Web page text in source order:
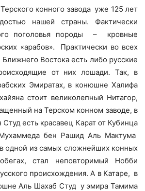
конного завода уже 125 лет
нашей страны. Фактически
поголовья породы –
кровные
«арабов».
Практически во всех
Востока есть либо русские
от них лошади. Так, в
Эмиратах, в конюшне Халифа
стоит великолепный Нитагор,
на Терском конном заводе, в
есть красавец Карат от Кубинца
бен Рашид Аль Мактума
одной из самых сложнейших конных
стал неповторимый Нобби
происхождения. А в Катаре, в
Аль Шахаб Студ у эмира Тамима